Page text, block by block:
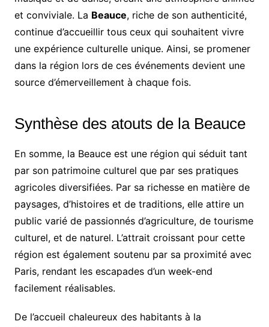
et conviviale. La Beauce, riche de son authenticité,
continue d’accueillir tous ceux qui souhaitent vivre
une expérience culturelle unique. Ainsi, se promener
dans la région lors de ces événements devient une
source d’émerveillement à chaque fois.
Synthèse des atouts de la Beauce
En somme, la Beauce est une région qui séduit tant
par son patrimoine culturel que par ses pratiques
agricoles diversifiées. Par sa richesse en matière de
paysages, d’histoires et de traditions, elle attire un
public varié de passionnés d’agriculture, de tourisme
culturel, et de naturel. L’attrait croissant pour cette
région est également soutenu par sa proximité avec
Paris, rendant les escapades d’un week-end
facilement réalisables.
De l’accueil chaleureux des habitants à la